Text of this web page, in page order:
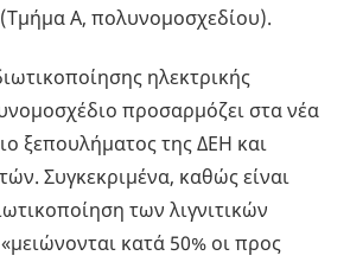
(Τμήμα Α, πολυνομοσχεδίου).
ηλεκτρικής
προσαρμόζει στα νέα
ξεπουλήματος της ΔΕΗ και
Συγκεκριμένα, καθώς είναι
των λιγνιτικών
κατά 50% οι προς